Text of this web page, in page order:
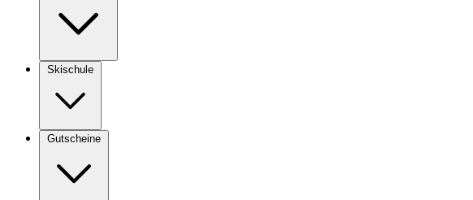
Skischule
Gutscheine